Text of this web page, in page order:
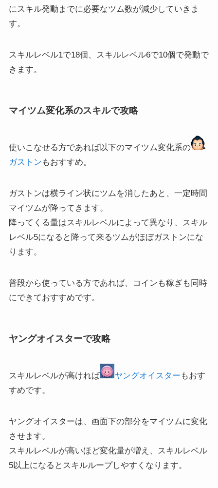
にスキル発動までに必要なツム数が減少していきま
す。
スキルレベル1で18個、スキルレベル6で10個で発動で
きます。
マイツム変化系のスキルで攻略
使いこなせる方であれば以下のマイツム変化系の
ガストン もおすすめ。
ガストンは横ライン状にツムを消したあと、一定時間
マイツムが降ってきます。
降ってくる量はスキルレベルによって異なり、スキル
レベル5になると降って来るツムがほぼガストンにな
ります。
普段から使っている方であれば、コインも稼ぎも同時
にできておすすめです。
ヤングオイスターで攻略
スキルレベルが高ければ ヤングオイスター もおす
すめです。
ヤングオイスターは、画面下の部分をマイツムに変化
させます。
スキルレベルが高いほど変化量が増え、スキルレベル
5以上になるとスキルループしやすくなります。